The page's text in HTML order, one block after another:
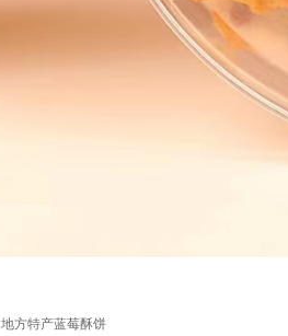
地方特产蓝莓酥饼